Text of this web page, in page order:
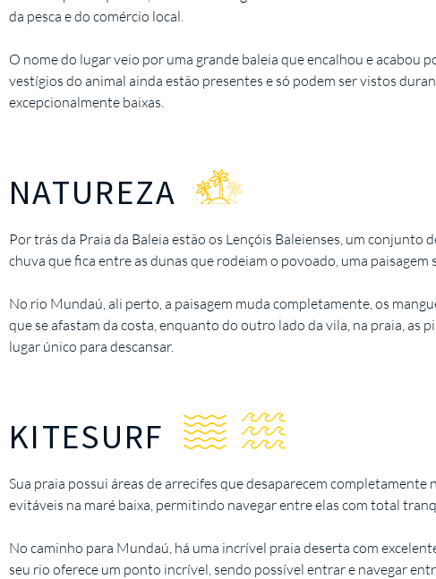
da pesca e do comércio local.
O nome do lugar veio por uma grande baleia que encalhou e acabou
vestígios do animal ainda estão presentes e só podem ser vistos
excepcionalmente baixas.
NATUREZA
Por trás da Praia da Baleia estão os Lençóis Baleienses, um conjunto
chuva que fica entre as dunas que rodeiam o povoado, uma paisagem
No rio Mundaú, ali perto, a paisagem muda completamente, os
que se afastam da costa, enquanto do outro lado da vila, na praia, as
lugar único para descansar.
KITESURF
Sua praia possui áreas de arrecifes que desaparecem completamente
evitáveis ​​na maré baixa, permitindo navegar entre elas com total
No caminho para Mundaú, há uma incrível praia deserta com
seu rio oferece um ponto incrível, sendo possível entrar e navegar